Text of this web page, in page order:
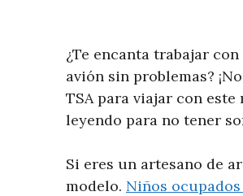
¿Te encanta trabajar
avión sin problemas?
TSA para viajar con
leyendo para no tener
Si eres un artesano de
modelo. Niños